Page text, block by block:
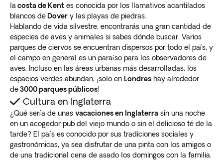
la costa de Kent es conocida por los llamativos acantilados
blancos de Dover y las playas de piedras.
Hablando de vida silvestre, encontrarás una gran cantidad de
especies de aves y animales si sabes dónde buscar. Varios
parques de ciervos se encuentran dispersos por todo el país, y
el campo en general es un paraíso para los observadores de
aves. Incluso en las áreas urbanas más desarrolladas, los
espacios verdes abundan, ¡solo en Londres hay alrededor
de3000 parques públicos!
Cultura en Inglaterra
¿Qué sería de unas vacaciones en Inglaterra sin una noche
en un acogedor pub del viejo mundo o sin el delicioso té de la
tarde? El país es conocido por sus tradiciones sociales y
gastronómicas, ya sea disfrutar de una pinta con los amigos o
de una tradicional cena de asado los domingos con la familia.